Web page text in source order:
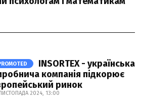
INSORTEX - українська
компанія підкорює
ринок
2024, 13:00